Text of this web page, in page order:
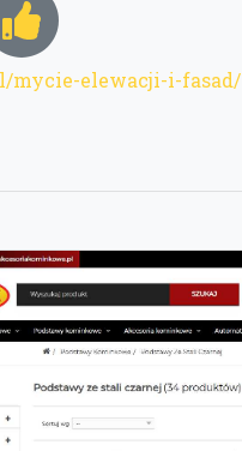
mycie-elewacji-i-fasad/